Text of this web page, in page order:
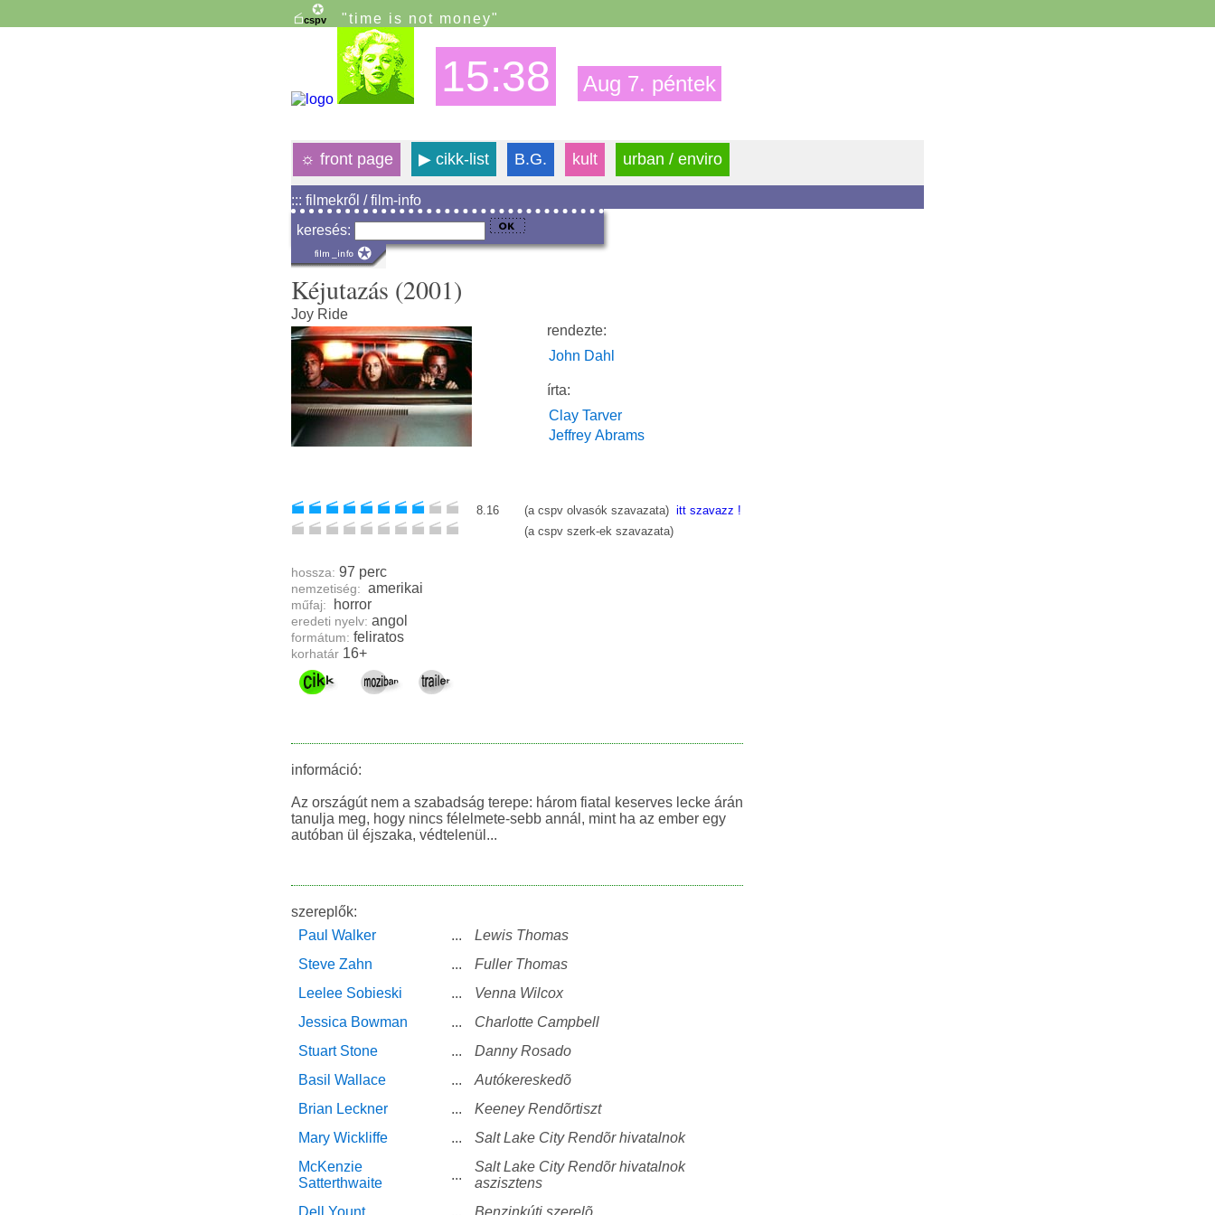
"time is not money"
15:38 Aug 7. péntek
☼ front page ▶ cikk-list B.G. kult urban / enviro
::: filmekről / film-info
keresés:
Kéjutazás (2001)
Joy Ride
rendezte:
John Dahl
írta:
Clay Tarver
Jeffrey Abrams
8.16 (a cspv olvasók szavazata) itt szavazz !
(a cspv szerk-ek szavazata)
hossza: 97 perc
nemzetiség: amerikai
műfaj: horror
eredeti nyelv: angol
formátum: feliratos
korhatár 16+
információ:
Az országút nem a szabadság terepe: három fiatal keserves lecke árán
tanulja meg, hogy nincs félelmete-sebb annál, mint ha az ember egy
autóban ül éjszaka, védtelenül...
szereplők:
Paul Walker
...
Lewis Thomas
Steve Zahn
...
Fuller Thomas
Leelee Sobieski
...
Venna Wilcox
Jessica Bowman
...
Charlotte Campbell
Stuart Stone
...
Danny Rosado
Basil Wallace
...
Autókereskedõ
Brian Leckner
...
Keeney Rendõrtiszt
Mary Wickliffe
...
Salt Lake City Rendõr hivatalnok
McKenzie
Satterthwaite
...
Salt Lake City Rendõr hivatalnok
aszisztens
Dell Yount
...
Benzinkúti szerelõ